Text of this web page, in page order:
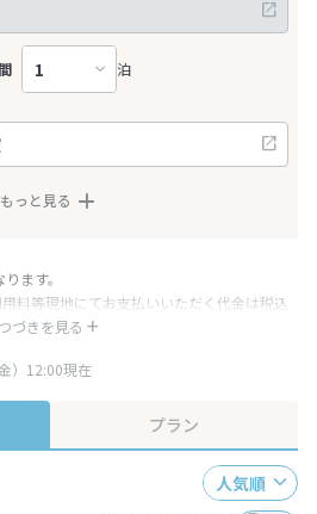
泊
もっと見る
つづきを見る
ます。
料等現地にてお支払いいただく代金は税込
に伴い代金が一部変更となる場合がござい
ン内容は一定時間ごとに更新されます。最
）12:00現在
プラン
人気順